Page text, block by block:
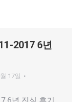
2017 6년
17일